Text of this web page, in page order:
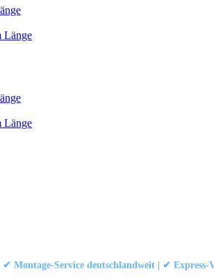
Service deutschlandweit | ✔ Express-